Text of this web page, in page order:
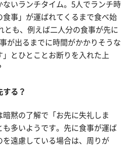
いランチタイム。5人でランチ時
食事」が運ばれてくるまで食べ始
とも、例えば二人分の食事が先に
が出るまでに時間がかかりそうな
とひとことお断りを入れた上
する？
暗黙の了解で「お先に失礼しま
も多いようです。先に食事が運ば
を遠慮している場合は、周りが